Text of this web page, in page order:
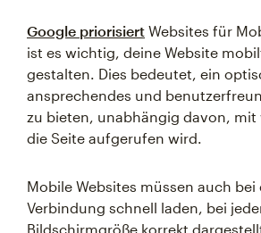
Google priorisiert Websites für
ist es wichtig, deine Website
gestalten. Dies bedeutet, ein
ansprechendes und
zu bieten, unabhängig davon, mit
die Seite aufgerufen wird.
Mobile Websites müssen auch
Verbindung schnell laden, bei
Bildschirmgröße korrekt